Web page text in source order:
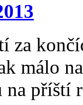
za
málo
na příští